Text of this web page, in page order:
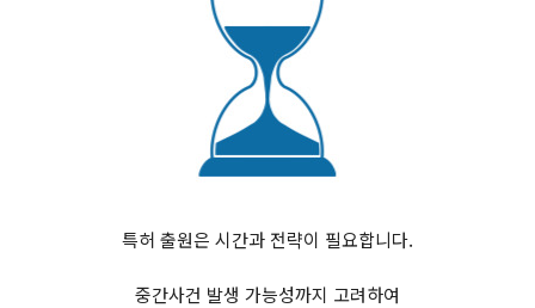
특허 출원은 시간과 전략이 필요합니다.
중간사건 발생 가능성까지 고려하여